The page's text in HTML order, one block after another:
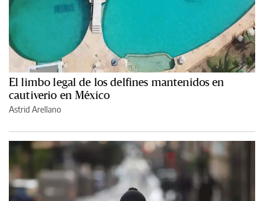
El limbo legal de los delfines mantenidos en
cautiverio en México
Astrid Arellano